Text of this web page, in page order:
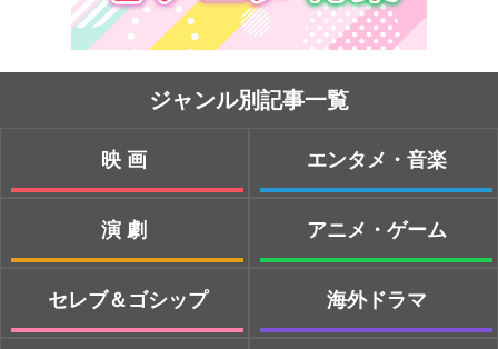
ジャンル別記事一覧
映画
演劇
セレブ＆ゴシップ
エンタメ・音楽
アニメ・ゲーム
海外ドラマ